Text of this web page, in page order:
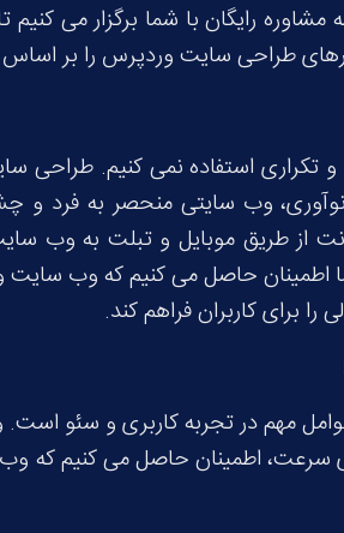
رایگان با شما برگزار می
طراحی سایت وردپرس را بر
و تکراری استفاده نمی کنیم.
وب سایتی منحصر به فرد و
از طریق موبایل و تبلت به
حاصل می کنیم که وب سایت
برای کاربران فراهم کند.
مهم در تجربه کاربری و سئو
سرعت، اطمینان حاصل می کنیم که